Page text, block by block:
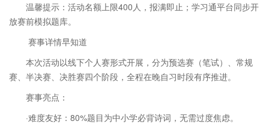
温馨提示：活动名额上限400人，报满即止；学习通平台同步开
放赛前模拟题库。
赛事详情早知道
本次活动以线下个人赛形式开展，分为预选赛（笔试）、常规
赛、半决赛、决胜赛四个阶段，全程在晚自习时段有序推进。
赛事亮点：
·难度友好：80%题目为中小学必背诗词，无需过度焦虑。